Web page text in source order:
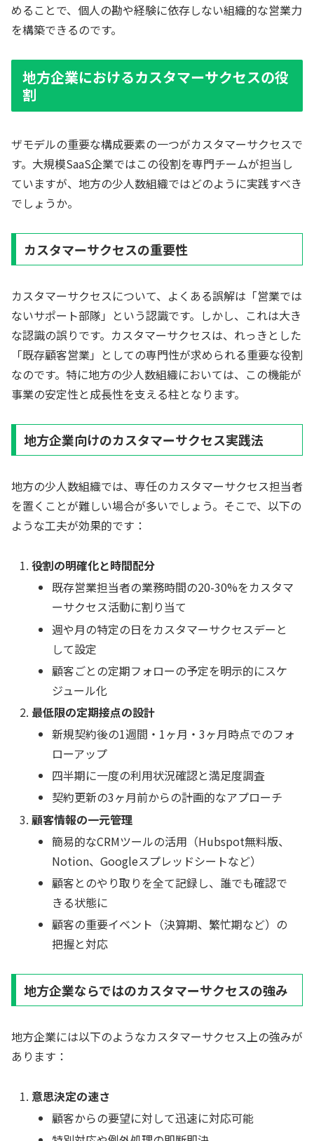
めることで、個人の勘や経験に依存しない組織的な営業力
を構築できるのです。
地方企業におけるカスタマーサクセスの役
割
ザモデルの重要な構成要素の一つがカスタマーサクセスで
す。大規模SaaS企業ではこの役割を専門チームが担当し
ていますが、地方の少人数組織ではどのように実践すべき
でしょうか。
カスタマーサクセスの重要性
カスタマーサクセスについて、よくある誤解は「営業では
ないサポート部隊」という認識です。しかし、これは大き
な認識の誤りです。カスタマーサクセスは、れっきとした
「既存顧客営業」としての専門性が求められる重要な役割
なのです。特に地方の少人数組織においては、この機能が
事業の安定性と成長性を支える柱となります。
地方企業向けのカスタマーサクセス実践法
地方の少人数組織では、専任のカスタマーサクセス担当者
を置くことが難しい場合が多いでしょう。そこで、以下の
ような工夫が効果的です：
役割の明確化と時間配分
既存営業担当者の業務時間の20-30%をカスタマ
ーサクセス活動に割り当て
週や月の特定の日をカスタマーサクセスデーと
して設定
顧客ごとの定期フォローの予定を明示的にスケ
ジュール化
最低限の定期接点の設計
新規契約後の1週間・1ヶ月・3ヶ月時点でのフォ
ローアップ
四半期に一度の利用状況確認と満足度調査
契約更新の3ヶ月前からの計画的なアプローチ
顧客情報の一元管理
簡易的なCRMツールの活用（Hubspot無料版、
Notion、Googleスプレッドシートなど）
顧客とのやり取りを全て記録し、誰でも確認で
きる状態に
顧客の重要イベント（決算期、繁忙期など）の
把握と対応
地方企業ならではのカスタマーサクセスの強み
地方企業には以下のようなカスタマーサクセス上の強みが
あります：
意思決定の速さ
顧客からの要望に対して迅速に対応可能